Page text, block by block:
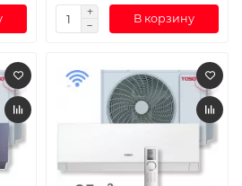
В корзину